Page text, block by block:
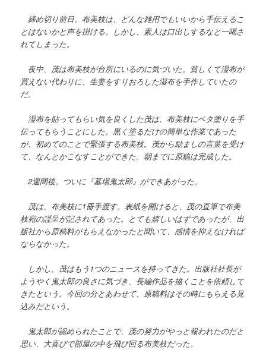
締め切り前日。布美枝は、どんな雑用でもいいから手伝えるこ
とはないかと声を掛ける。しかし、素人は口出しするなと一喝さ
れてしまった。
夜中、茂は布美枝が台所にいるのに気づいた。貧しくて湿布が
買えない代わりに、生姜をすりおろした湿布を手作していたの
だ。
湿布を貼ってもらい気を良くした茂は、布美枝にベタ塗りを手
伝ってもらうことにした。黒く塗るだけの簡単な作業であった
が、初めてのことで緊張する布美枝。茂から励ましの言葉を受け
て、なんとかこなすことができた。朝までに原稿は完成した。
2週間後。ついに『墓場鬼太郎』ができあがった。
茂は、布美枝に1冊手渡す。表紙を開けると、茂の直筆で布美
枝宛の謹呈が記されてあった。とても嬉しいはずであったが、出
版社から原稿料がもらえなかったと聞いて、感情を抑えなければ
ならなかった。
しかし、茂はもう1つのニュースを持ってきた。出版社社長が
ようやく鬼太郎の良さに気づき、長編作品を描くことを依頼して
きたという。今回の分とあわせて、原稿料はその時にもらえる見
込みだという。
鬼太郎が認められたことで、茂の努力がやっと報われたのだと
思い、大喜びで部屋の中を飛び回る布美枝だった。